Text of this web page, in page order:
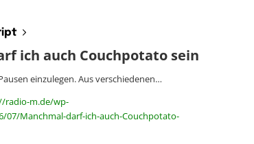
ich auch Couchpotato sein
einzulegen. Aus verschiedenen…
radio-m.de/wp-
07/Manchmal-darf-ich-auch-Couchpotato-